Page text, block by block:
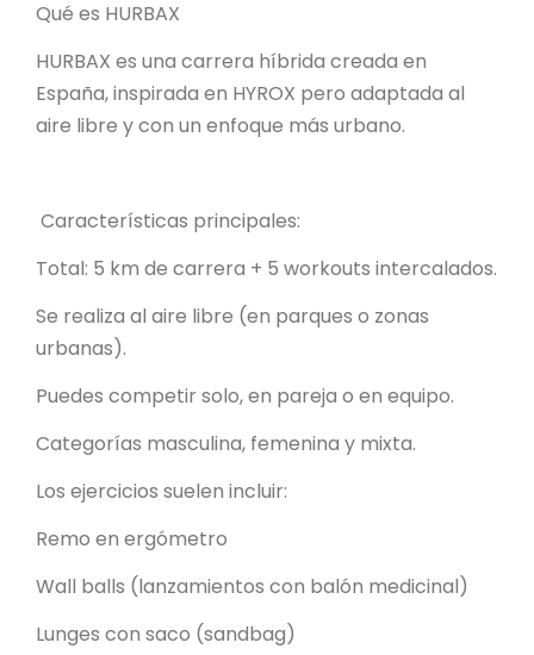
Qué es HURBAX
HURBAX es una carrera híbrida creada en
España, inspirada en HYROX pero adaptada al
aire libre y con un enfoque más urbano.
Características principales:
Total: 5 km de carrera + 5 workouts intercalados.
Se realiza al aire libre (en parques o zonas
urbanas).
Puedes competir solo, en pareja o en equipo.
Categorías masculina, femenina y mixta.
Los ejercicios suelen incluir:
Remo en ergómetro
Wall balls (lanzamientos con balón medicinal)
Lunges con saco (sandbag)